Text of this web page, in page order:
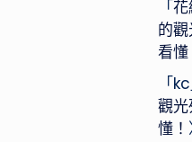
「花
的
看懂
「kc
觀
懂！